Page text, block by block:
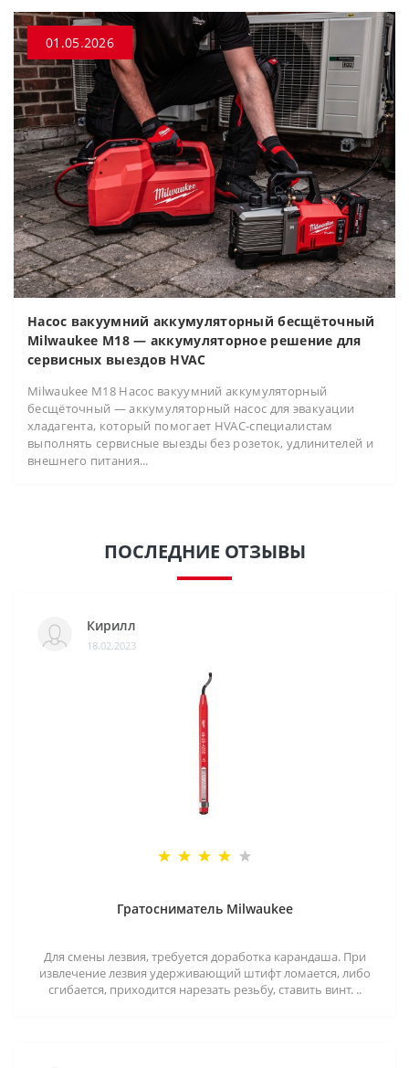
01.05.2026
Насос вакуумний аккумуляторный бесщёточный
Milwaukee M18 — аккумуляторное решение для
сервисных выездов HVAC
Milwaukee M18 Насос вакуумний аккумуляторный
бесщёточный — аккумуляторный насос для эвакуации
хладагента, который помогает HVAC-специалистам
выполнять сервисные выезды без розеток, удлинителей и
внешнего питания...
ПОСЛЕДНИЕ ОТЗЫВЫ
Кирилл
18.02.2023
Гратосниматель Milwaukee
Для смены лезвия, требуется доработка карандаша. При
извлечение лезвия удерживающий штифт ломается, либо
сгибается, приходится нарезать резьбу, ставить винт. ..